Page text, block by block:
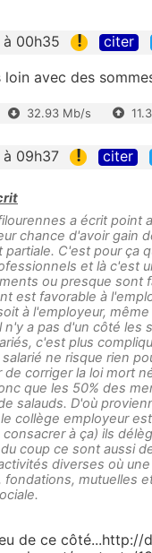
à 00h35 ! citer
avec des
32.93 Mb/s
à 09h37 ! citer
a écrit point
chance d'avoir gain
partiale. C'est pour ça
et là c'est
ou presque sont
est favorable à
à l'employeur,
a pas d'un côté les
c'est plus
ne risque rien
de corriger la loi mort
que les 50% des
salauds. D'où
collège employeur
à ça) ils
coup ce sont aussi
diverses où
fondations, mutuelles
de ce côté...http://